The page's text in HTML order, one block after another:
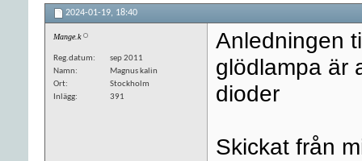
2024-01-19, 18:40
Mange.k
Reg.datum
sep 2011
Namn
Magnus kalin
Ort
Stockholm
Inlägg
391
Anledningen
glödlampa är
dioder
Skickat från